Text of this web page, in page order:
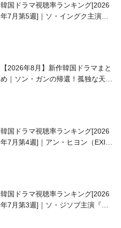
韓国ドラマ視聴率ランキング[2026
年7月第5週]｜ソ・イングク主演の
【2026年8月】新作韓国ドラマまと
め｜ソン・ガンの帰還！孤独な天才
韓国ドラマ視聴率ランキング[2026
年7月第4週]｜アン・ヒヨン（EXID
韓国ドラマ視聴率ランキング[2026
年7月第3週]｜ソ・ジソブ主演『エ